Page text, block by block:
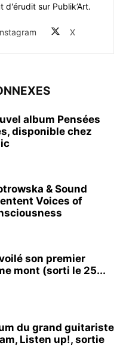
d'érudit sur Publik’Art.
X
album Pensées
disponible chez
& Sound
Voices of
son premier
mont (sorti le 25...
du grand guitariste
Listen up!, sortie